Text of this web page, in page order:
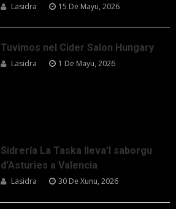
Lasidra 15 De Mayu, 2026
Tuvimos nel Cider Salon Hungary
Lasidra 1 De Mayu, 2026
Sidrería La Taska lleva’l saborgu
d’Asturies a Valencia
Lasidra 30 De Xunu, 2026